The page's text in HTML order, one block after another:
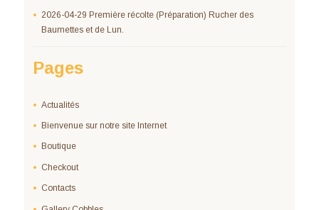
2026-04-29 Première récolte (Préparation) Rucher des
Baumettes et de Lun.
Pages
Actualités
Bienvenue sur notre site Internet
Boutique
Checkout
Contacts